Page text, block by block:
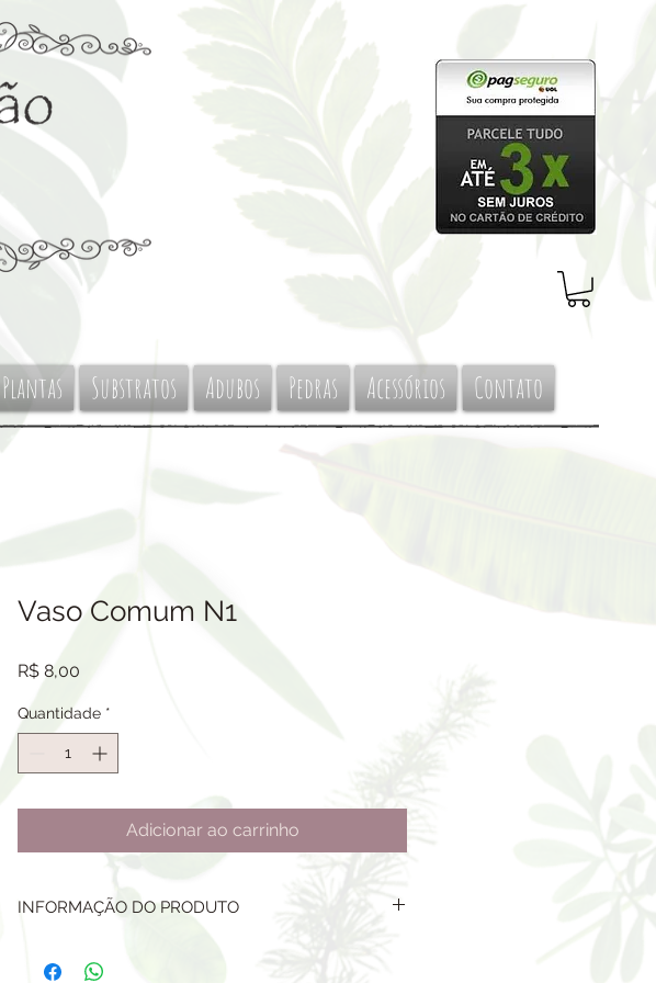
Plantas Substratos Adubos Pedras Acessórios Contato
Vaso Comum N1
R$ 8,00
Quantidade *
Adicionar ao carrinho
INFORMAÇÃO DO PRODUTO
TAMANHO: ALTURA 12CM-BOCA 14CM-BASE 7CM